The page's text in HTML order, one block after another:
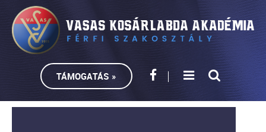
TÁMOGATÁS »